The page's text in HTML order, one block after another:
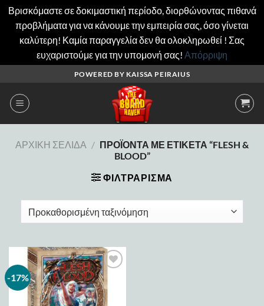
Βρισκόμαστε σε δοκιμαστική περίοδο, διορθώνοντας πιθανά
προβλήματα για να κάνουμε την εμπειρία σας, όσο γίνεται
καλύτερη! Καμία παραγγελία δεν θα ολοκληρωθεί ! Σας
ευχαριστούμε για την υπομονή σας! Απόρριψη
περιεχόμενο
POWERED BY KAISSA PEIRAIUS
ΑΡΧΙΚΉ ΣΕΛΊΔΑ / ΠΡΟΪΌΝΤΑ ΜΕ ΕΤΙΚΈΤΑ “FLESH &
BLOOD”
ΦΙΛΤΡΆΡΙΣΜΑ
-17%
Add to
wishlist